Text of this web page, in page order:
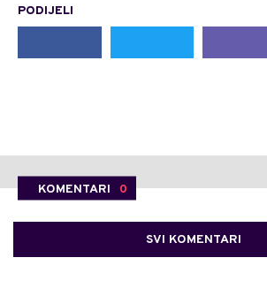
PODIJELI
KOMENTARI 0
SVI KOMENTARI